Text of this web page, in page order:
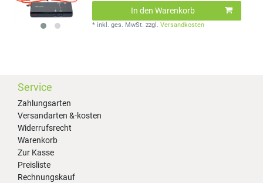
In den Warenkorb
* inkl. ges. MwSt. zzgl.Versandkosten
Service
Zahlungsarten
Versandarten &-kosten
Widerrufsrecht
Warenkorb
Zur Kasse
Preisliste
Rechnungskauf